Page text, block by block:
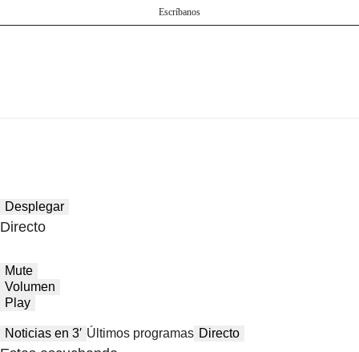
Escríbanos
Desplegar
Directo
Mute
Volumen
Play
Noticias en 3′ Últimos programas Directo